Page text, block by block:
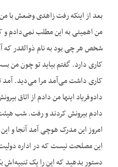
بعد از اینکه رفت زاهدی وضعش با
من اهمیتی به این مطلب نمی‌دادم
شخص هر چی بود به نام ذوالقدر که
کاری دارد. گفتم بیاید تو چون من
کاری داشت می‌آمد مرا می‌دید. آمد
دادوفریاد اینها من دادم از اتاق
دادم بیرونش کردند و رفت. شب
امروز این مدرک هوچی آمد آنجا و
این مصلحت نیست که در اداره
دستور بدهید که این را یک